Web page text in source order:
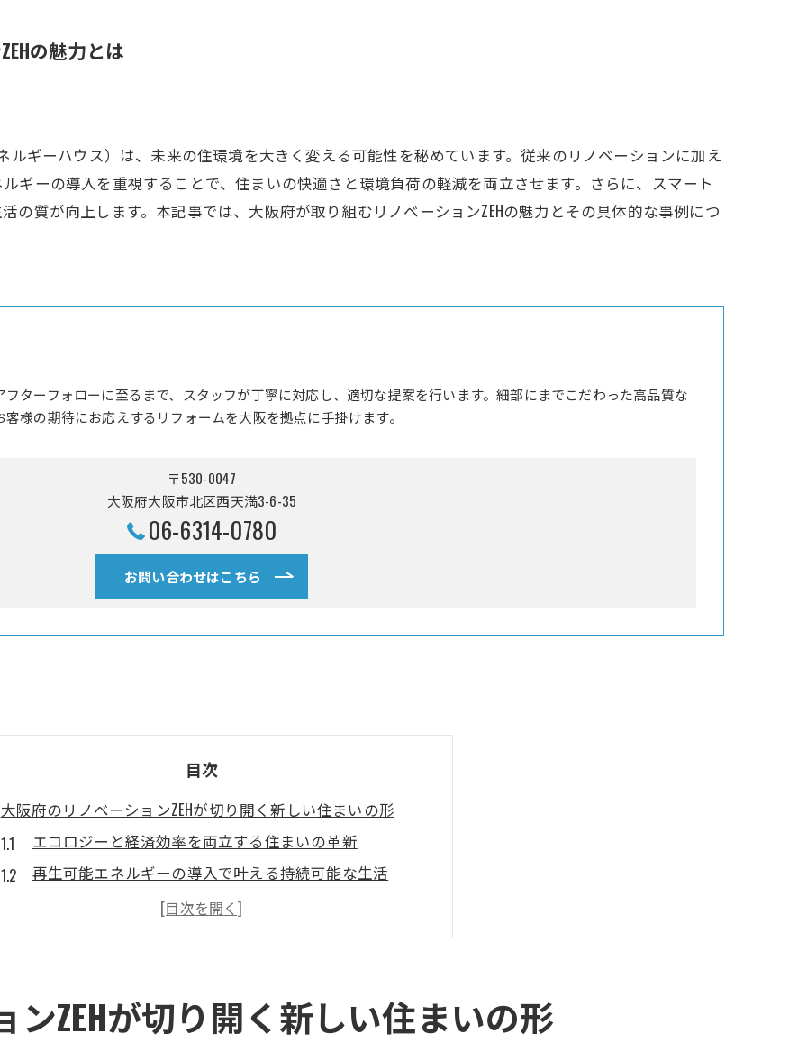
の魅力とは
ルギーハウス）は、未来の住環境を大きく変える可能性を秘めています。従来のリノベーションに加え
ギーの導入を重視することで、住まいの快適さと環境負荷の軽減を両立させます。さらに、スマート
の質が向上します。本記事では、大阪府が取り組むリノベーションZEHの魅力とその具体的な事例につ
ターフォローに至るまで、スタッフが丁寧に対応し、適切な提案を行います。細部にまでこだわった高品質な
様の期待にお応えするリフォームを大阪を拠点に手掛けます。
〒530-0047
大阪府大阪市北区西天満3-6-35
06-6314-0780
お問い合わせはこちら
目次
大阪府のリノベーションZEHが切り開く新しい住まいの形
エコロジーと経済効率を両立する住まいの革新
再生可能エネルギーの導入で叶える持続可能な生活
スマート技術が支える未来の住環境
大阪府の気候に適したZEHのデザインとは
地元コミュニティと連携した持続可能なプロジェクト
リノベーションZEHで大阪府の住環境を革新する取り組み
ZEHが切り開く新しい住まいの形